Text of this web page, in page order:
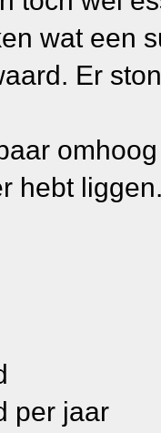
wat een
Er
hebt
per jaar